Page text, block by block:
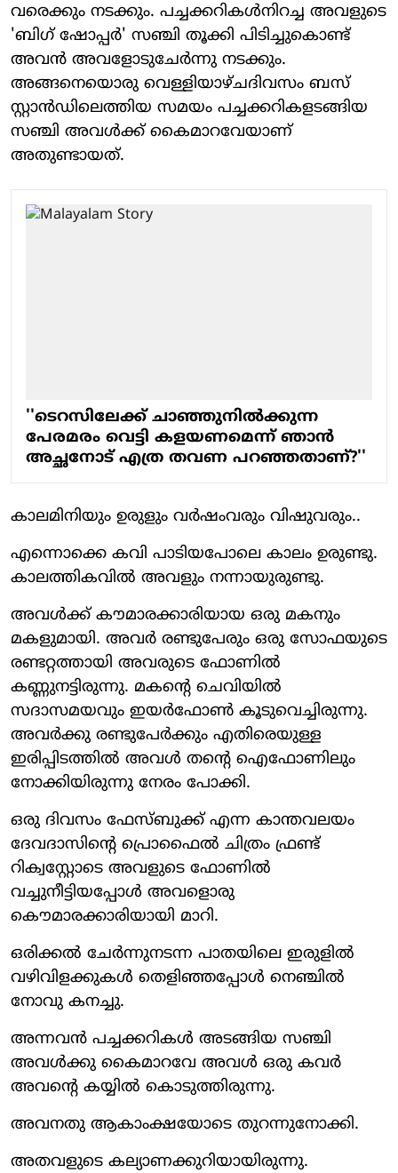
വരെക്കും നടക്കും. പച്ചക്കറികള്‍നിറച്ച അവളുടെ
'ബിഗ് ഷോപ്പര്‍' സഞ്ചി തൂക്കി പിടിച്ചുകൊണ്ട്
അവന്‍ അവളോടുചേര്‍ന്നു നടക്കും.
അങ്ങനെയൊരു വെള്ളിയാഴ്ചദിവസം ബസ്
സ്റ്റാന്‍ഡിലെത്തിയ സമയം പച്ചക്കറികളടങ്ങിയ
സഞ്ചി അവള്‍ക്ക് കൈമാറവേയാണ്
അതുണ്ടായത്.
''ടെറസിലേക്ക് ചാഞ്ഞുനില്‍ക്കുന്ന
പേരമരം വെട്ടി കളയണമെന്ന് ഞാന്‍
അച്ഛനോട് എത്ര തവണ പറഞ്ഞതാണ്?''
കാലമിനിയും ഉരുളും വര്‍ഷംവരും വിഷുവരും..
എന്നൊക്കെ കവി പാടിയപോലെ കാലം ഉരുണ്ടു.
കാലത്തികവില്‍ അവളും നന്നായുരുണ്ടു.
അവള്‍ക്ക് കൗമാരക്കാരിയായ ഒരു മകനും
മകളുമായി. അവര്‍ രണ്ടുപേരും ഒരു സോഫയുടെ
രണ്ടറ്റത്തായി അവരുടെ ഫോണില്‍
കണ്ണുനട്ടിരുന്നു. മകന്റെ ചെവിയില്‍
സദാസമയവും ഇയര്‍ഫോണ്‍ കൂടുവെച്ചിരുന്നു.
അവര്‍ക്കു രണ്ടുപേര്‍ക്കും എതിരെയുള്ള
ഇരിപ്പിടത്തില്‍ അവള്‍ തന്റെ ഐഫോണിലും
നോക്കിയിരുന്നു നേരം പോക്കി.
ഒരു ദിവസം ഫേസ്ബുക്ക് എന്ന കാന്തവലയം
ദേവദാസിന്റെ പ്രൊഫൈല്‍ ചിത്രം ഫ്രണ്ട്
റിക്വസ്റ്റോടെ അവളുടെ ഫോണില്‍
വച്ചുനീട്ടിയപ്പോള്‍ അവളൊരു
കൌമാരക്കാരിയായി മാറി.
ഒരിക്കല്‍ ചേര്‍ന്നുനടന്ന പാതയിലെ ഇരുളില്‍
വഴിവിളക്കുകള്‍ തെളിഞ്ഞപ്പോള്‍ നെഞ്ചില്‍
നോവു കനച്ചു.
അന്നവന്‍ പച്ചക്കറികള്‍ അടങ്ങിയ സഞ്ചി
അവള്‍ക്കു കൈമാറവേ അവള്‍ ഒരു കവര്‍
അവന്റെ കയ്യില്‍ കൊടുത്തിരുന്നു.
അവനതു ആകാംക്ഷയോടെ തുറന്നുനോക്കി.
അതവളുടെ കല്യാണക്കുറിയായിരുന്നു.